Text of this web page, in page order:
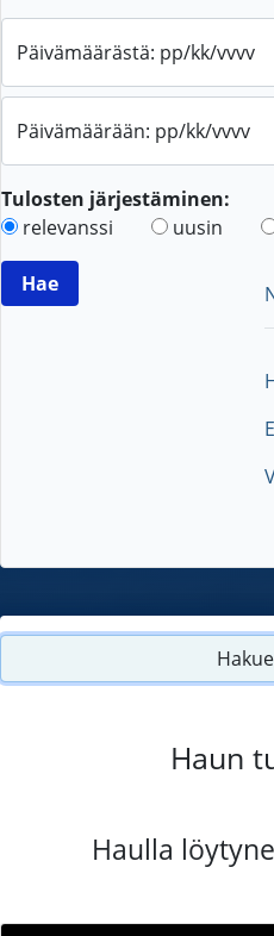
Päivämäärästä: pp/kk/vvvv
Päivämäärään: pp/kk/vvvv
Tulosten järjestäminen:
relevanssi
uusin
Haun
Haulla